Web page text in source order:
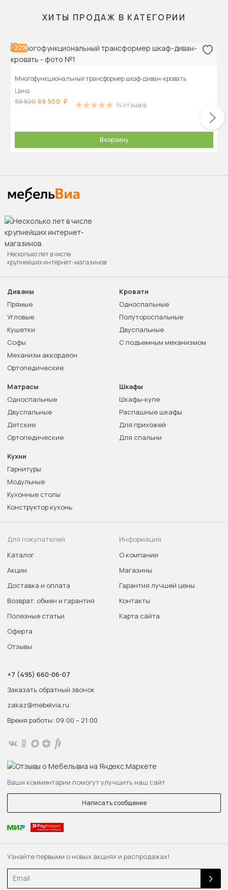
ХИТЫ ПРОДАЖ В КАТЕГОРИИ
-22%
Многофункциональный трансформер шкаф-диван-кровать
Цена
88 820 69 500 14отзывов
В корзину
Узнайте первыми о новых акциях и распродажах!
Email
Несколько лет в числе
крупнейших интернет-магазинов
Диваны
Прямые
Угловые
Кушетки
Софы
Механизм аккордеон
Ортопедические
Кровати
Односпальные
Полутороспальные
Двуспальные
С подъемным механизмом
Матрасы
Односпальные
Двуспальные
Детские
Ортопедические
Шкафы
Шкафы-купе
Распашные шкафы
Для прихожей
Для спальни
Кухни
Гарнитуры
Модульные
Кухонные столы
Конструктор кухонь
Для покупателей
Каталог
Акции
Доставка и оплата
Возврат, обмен и гарантия
Полезные статьи
Оферта
Отзывы
Информация
О компании
Магазины
Гарантия лучшей цены
Контакты
Карта сайта
+7 (495) 660-06-07
Заказать обратный звонок
zakaz@mebelvia.ru
Время работы: 09:00 – 21:00
Ваши комментарии помогут улучшить наш сайт
Написать сообщение